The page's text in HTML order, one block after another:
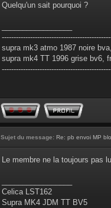
Quelqu'un sait pourquoi ?
supra mk3 atmo 1987 noire
supra mk4 TT 1996 grise bv6,
Sujet du message: Re: pb envoi MP
Le membre ne la toujours pas
Celica LST162
Supra MK4 JDM TT BV5